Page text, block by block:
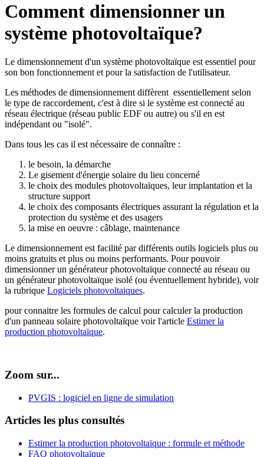
Comment dimensionner un
système photovoltaïque?
Le dimensionnement d'un système photovoltaïque est essentiel pour
son bon fonctionnement et pour la satisfaction de l'utilisateur.
Les méthodes de dimensionnement diffèrent essentiellement selon
le type de raccordement, c'est à dire si le système est connecté au
réseau électrique (réseau public EDF ou autre) ou s'il en est
indépendant ou "isolé".
Dans tous les cas il est nécessaire de connaître :
le besoin, la démarche
Le gisement d'énergie solaire du lieu concerné
le choix des modules photovoltaïques, leur implantation et la
structure support
le choix des composants électriques assurant la régulation et la
protection du système et des usagers
la mise en oeuvre : câblage, maintenance
Le dimensionnement est facilité par différents outils logiciels plus ou
moins gratuits et plus ou moins performants. Pour pouvoir
dimensionner un générateur photovoltaïque connecté au réseau ou
un générateur photovoltaïque isolé (ou éventuellement hybride), voir
la rubrique Logiciels photovoltaiques.
pour connaitre les formules de calcul pour calculer la production
d'un panneau solaire photovoltaïque voir l'article Estimer la
production photovoltaïque.
Zoom sur...
PVGIS : logiciel en ligne de simulation
Articles les plus consultés
Estimer la production photovoltaïque : formule et méthode
FAQ photovoltaïque